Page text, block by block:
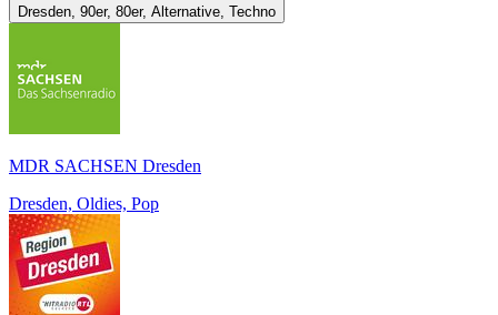
Dresden, 90er, 80er, Alternative, Techno
MDR SACHSEN Dresden
Dresden, Oldies, Pop